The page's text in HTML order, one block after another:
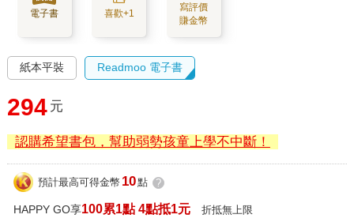
電子書 喜歡+1
寫評價
賺金幣
紙本平裝 Readmoo 電子書
294 元
認購希望書包，幫助弱勢孩童上學不中斷！
預計最高可得金幣 10點 ?
HAPPY GO享100累1點 4點抵1元 折抵無上限